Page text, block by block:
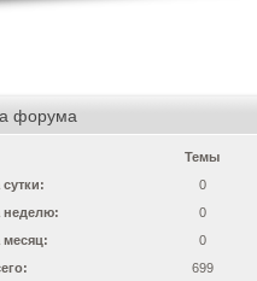
форума
Темы
сутки:
0
неделю:
0
месяц:
0
699